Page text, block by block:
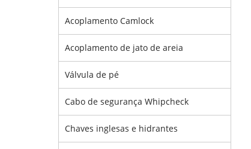
Acoplamento Camlock
Acoplamento de jato de areia
Válvula de pé
Cabo de segurança Whipcheck
Chaves inglesas e hidrantes